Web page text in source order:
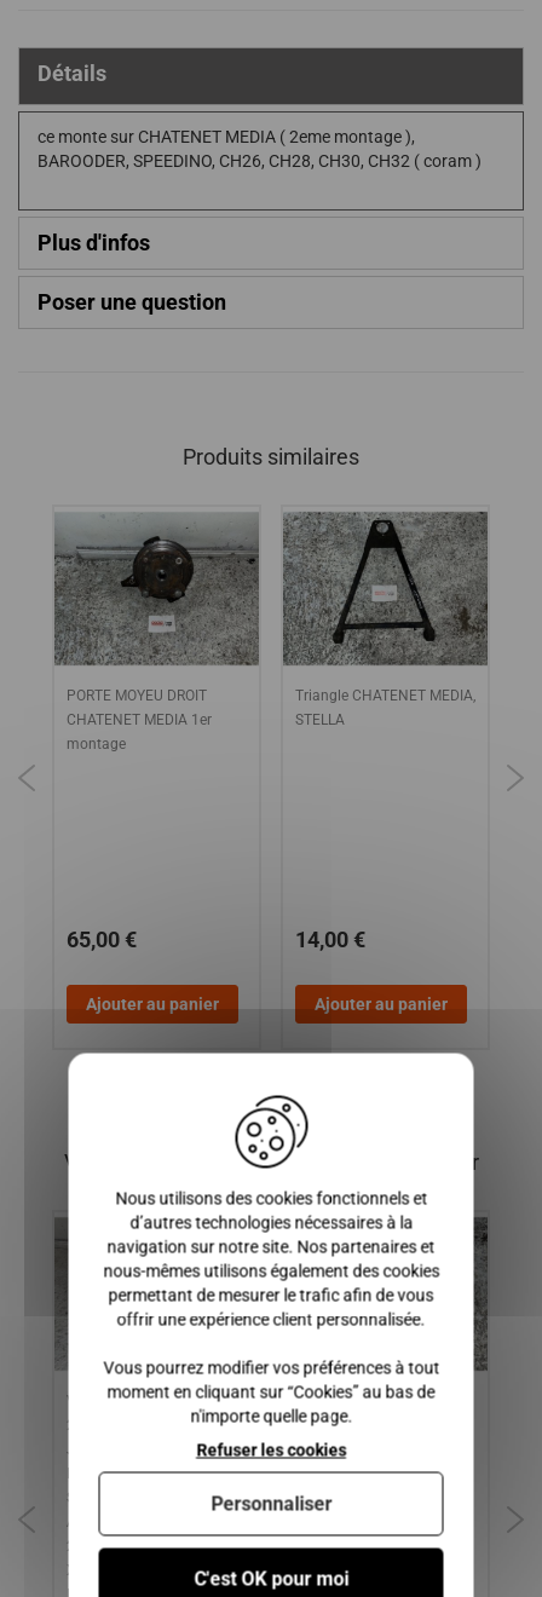
Détails
ce monte sur CHATENET MEDIA ( 2eme montage ),
BAROODER, SPEEDINO, CH26, CH28, CH30, CH32 ( coram )
Plus d'infos
Poser une question
Produits similaires
PORTE MOYEU DROIT
CHATENET MEDIA 1er
montage
65,00 €
Ajouter au panier
Triangle CHATENET MEDIA,
STELLA
14,00 €
Ajouter au panier
Vous pourriez également être intéressé par
Variateur Moteur avant
2008, BELLIER DIVANE,
JADE, OPALE / CHATENET
BAROODER, MEDIA,
SPEEDINO, STELLA / JDM
ABACA, ALBIZIA, TITANE 1-
2-3 / LIGIER AMBRA, NOVA,
XTOO 1-2, XTOO MAX /
INJECTEURS MOTEUR
LOMBARDINI FOCS ET
PROGRESS, MICROCAR /
LIGIER / BELLIER /
CHATENET / JDM
Nous utilisons des cookies fonctionnels et
d’autres technologies nécessaires à la
navigation sur notre site. Nos partenaires et
nous-mêmes utilisons également des cookies
permettant de mesurer le trafic afin de vous
offrir une expérience client personnalisée.
Vous pourrez modifier vos préférences à tout
moment en cliquant sur “Cookies” au bas de
n'importe quelle page.
C'est OK pour moi
Refuser les cookies
Personnaliser